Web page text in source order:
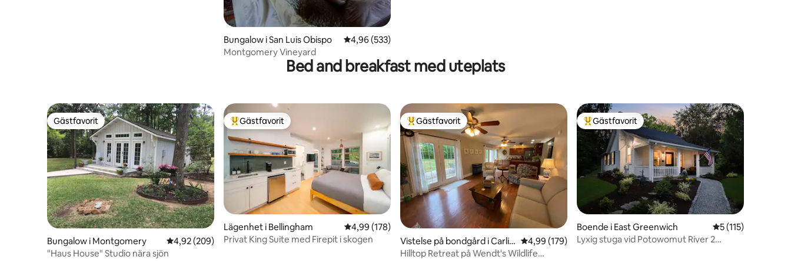
Bungalow i San Luis Obispo 4,96 av 5 i genomsnittligt betyg, 533 omdömen
4,96 (533)
Montgomery Vineyard
Bed and breakfast med uteplats
Gästfavorit
Gästfavorit
Bungalow i Montgomery 4,92 av 5 i genomsnittligt betyg, 209 omdömen
4,92 (209)
"Haus House" Studio nära sjön
Populär gästfavorit
Gästfavorit
Lägenhet i Bellingham 4,99 av 5 i genomsnittligt betyg, 178 omdömen
4,99 (178)
Privat King Suite med Firepit i skogen
Populär gästfavorit
Gästfavorit
Vistelse på bondgård i Carlisl
e
4,99 av 5 i genomsnittligt betyg, 179 omdömen
4,99 (179)
Hilltop Retreat på Wendt's Wildlife
Populär gästfavorit
Gästfavorit
Boende i East Greenwich 5 av 5 i
5 (115)
Lyxig stuga vid Potowomut River 2